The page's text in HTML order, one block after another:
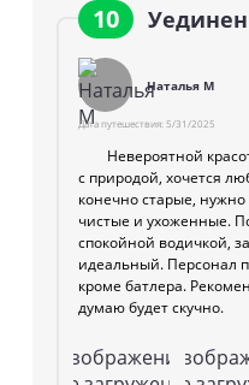
незабываемого
10
Наталья М
Дата путешествия:5/31/2025
Невероятной
с природой, хочется
конечно старые,
чистые и ухоженные.
спокойной водичкой,
идеальный. Персонал
кроме батлера.
думаю будет скучно.
Изображение